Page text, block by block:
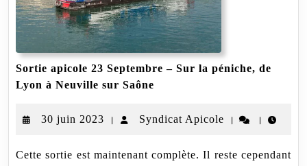
Sortie apicole 23 Septembre – Sur la péniche, de
Lyon à Neuville sur Saône
Septembre
la
30 juin 2023
30
2023
| Syndicat Apicole
Syndicat
| |
Cette sortie est maintenant complète. Il reste cependant